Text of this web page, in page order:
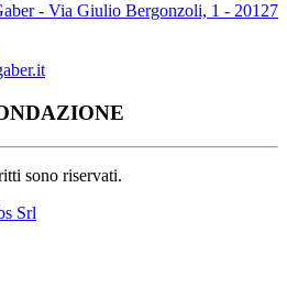
- Via Giulio Bergonzoli, 1 - 20127
sono riservati.
Srl